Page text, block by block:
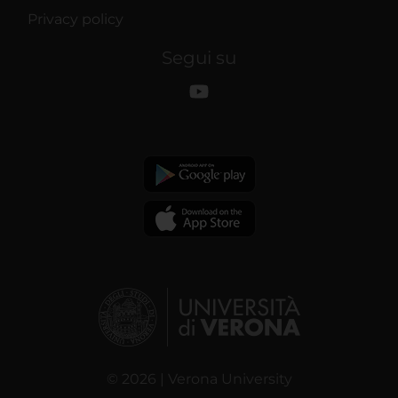
Privacy policy
Segui su
© 2026 | Verona University